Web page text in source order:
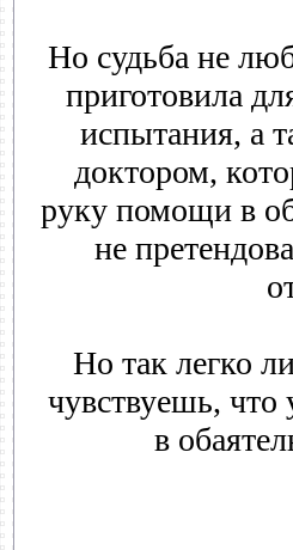
Но судьба не
приготовила
испытания, а
доктором,
руку помощи в
не
Но так легко
чувствуешь,
в